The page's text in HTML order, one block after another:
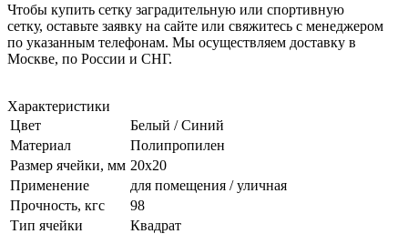
Чтобы купить сетку заградительную или спортивную
сетку, оставьте заявку на сайте или свяжитесь с менеджером
по указанным телефонам. Мы осуществляем доставку в
Москве, по России и СНГ.
Характеристики
Цвет
Белый / Синий
Материал
Полипропилен
Размер ячейки, мм 20х20
Применение
для помещения / уличная
Прочность, кгс
98
Тип ячейки
Квадрат